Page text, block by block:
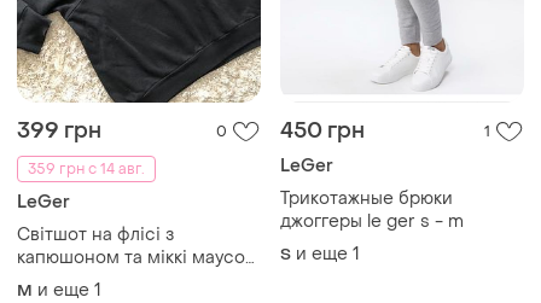
399 грн
0
359 грн с 14 авг.
LeGer
Світшот на флісі з
капюшоном та міккі маусом
розмір м стиль оверсайз
M и еще 1
450 грн 1
LeGer
Трикотажные брюки
джоггеры le ger s - m
S и еще 1